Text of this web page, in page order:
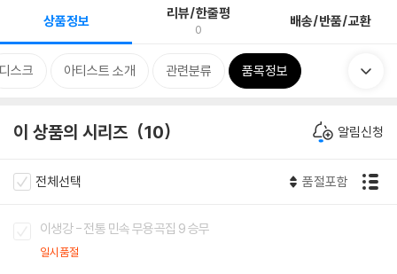
상품정보 리뷰/한줄평
0 배송/반품/교환
디스크 아티스트 소개 관련분류 품목정보
이 상품의 시리즈 10 알림신청
전체선택 품절포함
이생강 - 전통 민속 무용곡집 9 승무
일시품절